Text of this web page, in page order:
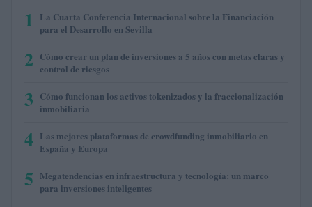
1
La Cuarta Conferencia Internacional sobre la Financiación
para el Desarrollo en Sevilla
2 Cómo crear un plan de inversiones a 5 años con metas claras y
control de riesgos
3 Cómo funcionan los activos tokenizados y la fraccionalización
inmobiliaria
4 Las mejores plataformas de crowdfunding inmobiliario en
España y Europa
5 Megatendencias en infraestructura y tecnología: un marco
para inversiones inteligentes